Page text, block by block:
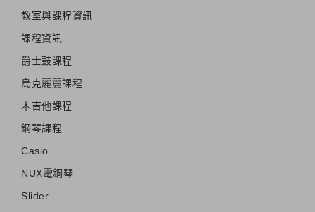
教室與課程資訊
課程資訊
爵士鼓課程
烏克麗麗課程
木吉他課程
鋼琴課程
Casio
NUX電鋼琴
Slider